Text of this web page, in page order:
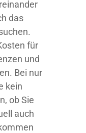
das
für
und
Bei nur
kein
ob Sie
auch